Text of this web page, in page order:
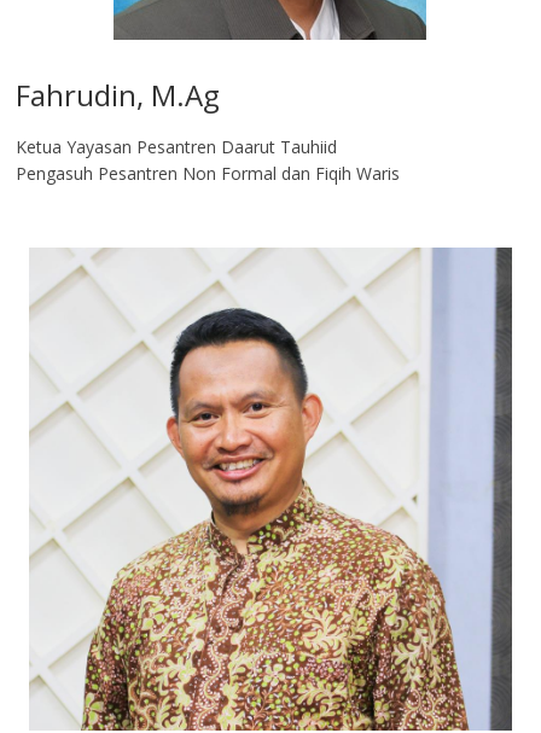
Fahrudin, M.Ag​
Ketua Yayasan Pesantren Daarut Tauhiid
Pengasuh Pesantren Non Formal dan Fiqih Waris